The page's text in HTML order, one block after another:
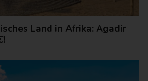
Land in Afrika: Agadir